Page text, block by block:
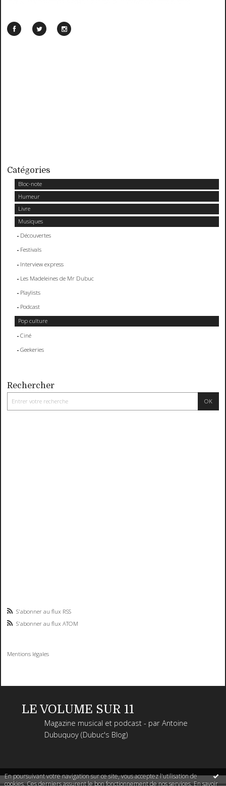
En poursuivant votre navigation sur ce site, vous acceptez l'utilisation de
cookies. Ces derniers assurent le bon fonctionnement de nos services.En savoir
Catégories
Bloc-note
Humeur
Livre
Musiques
Découvertes
Festivals
Interview express
Les Madeleines de Mr Dubuc
Playlists
Podcast
Pop culture
Ciné
Geekeries
Rechercher
S'abonner au flux RSS
S'abonner au flux ATOM
Mentions légales
LE VOLUME SUR 11
Magazine musical et podcast - par Antoine
Dubuquoy (Dubuc's Blog)